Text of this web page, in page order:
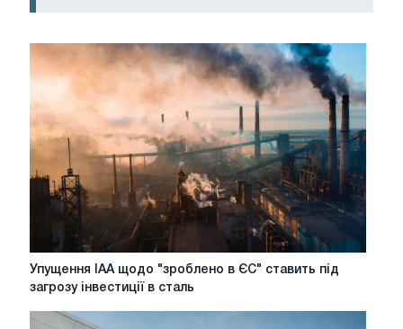
Упущення
IAA
"зроблено
Упущення IAA щодо "зроблено в ЄС" ставить під
загрозу інвестиції в сталь